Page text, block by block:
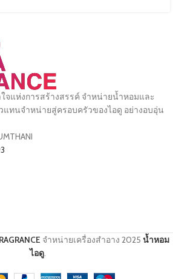
จแห่งการสร้างสรรค์ จำหน่ายน้ำหอมและ
แทนจำหน่ายสู่ครอบครัวของไอดู อย่างอบอุ่น
จำหน่ายเครื่องสำอาง 2025 น้ำหอม
ไอดู.